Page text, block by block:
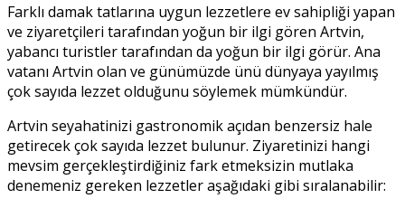
Farklı damak tatlarına uygun lezzetlere ev sahipliği yapan
ve ziyaretçileri tarafından yoğun bir ilgi gören Artvin,
yabancı turistler tarafından da yoğun bir ilgi görür. Ana
vatanı Artvin olan ve günümüzde ünü dünyaya yayılmış
çok sayıda lezzet olduğunu söylemek mümkündür.
Artvin seyahatinizi gastronomik açıdan benzersiz hale
getirecek çok sayıda lezzet bulunur. Ziyaretinizi hangi
mevsim gerçekleştirdiğiniz fark etmeksizin mutlaka
denemeniz gereken lezzetler aşağıdaki gibi sıralanabilir: